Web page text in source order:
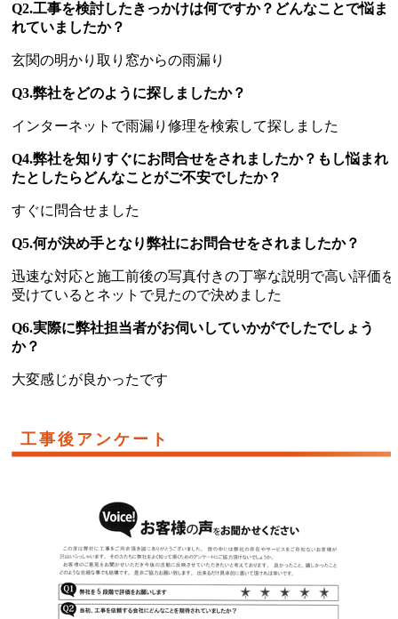
Q2.工事を検討したきっかけは何ですか？どんなことで悩ま
れていましたか？
玄関の明かり取り窓からの雨漏り
Q3.弊社をどのように探しましたか？
インターネットで雨漏り修理を検索して探しました
Q4.弊社を知りすぐにお問合せをされましたか？もし悩まれ
たとしたらどんなことがご不安でしたか？
すぐに問合せました
Q5.何が決め手となり弊社にお問合せをされましたか？
迅速な対応と施工前後の写真付きの丁寧な説明で高い評価を
受けているとネットで見たので決めました
Q6.実際に弊社担当者がお伺いしていかがでしたでしょう
か？
大変感じが良かったです
工事後アンケート